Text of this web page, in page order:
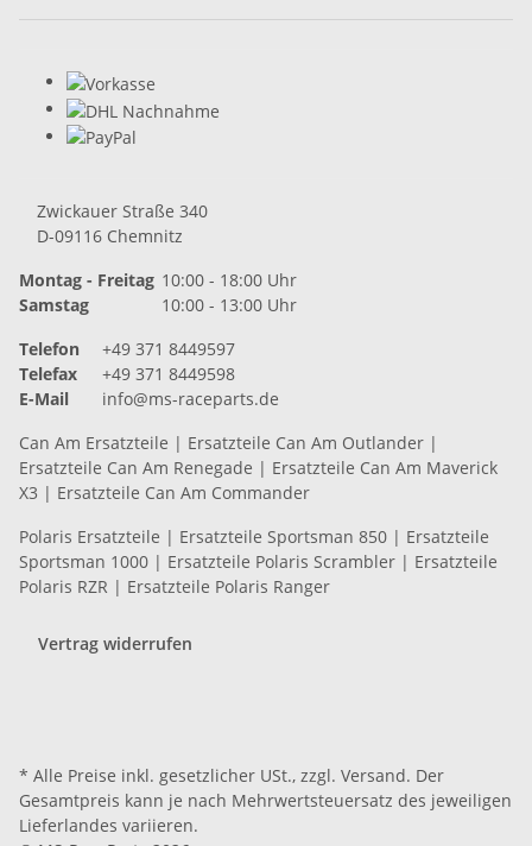
Zwickauer Straße 340
D-09116 Chemnitz
Montag - Freitag 10:00 - 18:00 Uhr
Samstag
10:00 - 13:00 Uhr
Telefon
+49 371 8449597
Telefax
+49 371 8449598
E-Mail
info@ms-raceparts.de
Can Am Ersatzteile | Ersatzteile Can Am Outlander |
Ersatzteile Can Am Renegade | Ersatzteile Can Am Maverick
X3 | Ersatzteile Can Am Commander
Polaris Ersatzteile | Ersatzteile Sportsman 850 | Ersatzteile
Sportsman 1000 | Ersatzteile Polaris Scrambler | Ersatzteile
Polaris RZR | Ersatzteile Polaris Ranger
Vertrag widerrufen
* Alle Preise inkl. gesetzlicher USt., zzgl. Versand. Der
Gesamtpreis kann je nach Mehrwertsteuersatz des jeweiligen
Lieferlandes variieren.